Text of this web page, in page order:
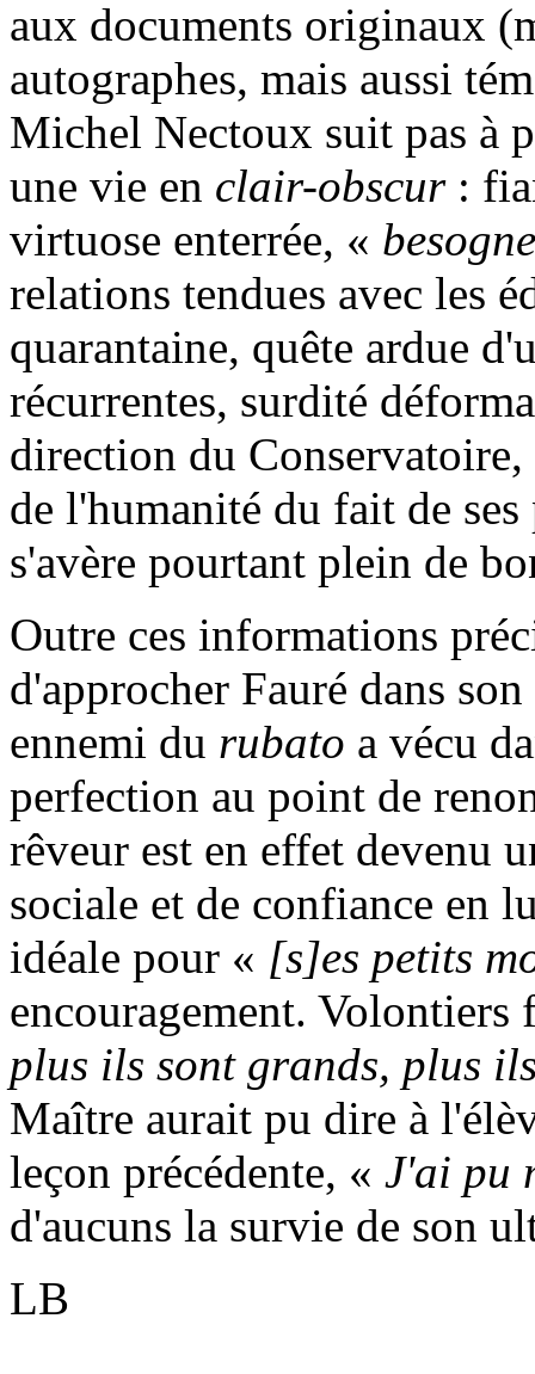
aux documents originaux
autographes, mais aussi
Michel Nectoux suit pas à
une vie en clair-obscur:
virtuose enterrée, «
relations tendues avec les
quarantaine, quête ardue
récurrentes, surdité
direction du
de l'humanité du fait de
s'avère pourtant plein de
Outre ces informations
d'approcher Fauré dans
ennemi du rubato a vécu
perfection au point de
rêveur est en effet devenu
sociale et de confiance en
idéale pour « [s]es petits
encouragement.
plus ils sont grands, plus
Maître aurait pu dire à
leçon précédente, « J'ai pu
d'aucuns la survie de son
LB